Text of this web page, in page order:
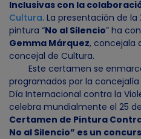
Inclusivas con la
Cultura. La presentación de
pintura “No al Silencio” ha
Gemma Márquez, concejala
concejal de Cultura.
Este certamen se
programados por la
Día Internacional contra la
celebra mundialmente el 25
Certamen de Pintura
No al Silencio” es un